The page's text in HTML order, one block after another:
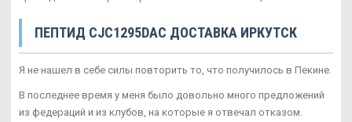
ПЕПТИД CJC1295DAC ДОСТАВКА ИРКУТСК
Я не нашел в себе силы повторить то, что получилось в Пекине.
В последнее время у меня было довольно много предложений
из федераций и из клубов, на которые я отвечал отказом.